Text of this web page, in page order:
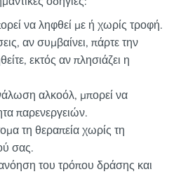
να ληφθεί με ή χωρίς τροφή.
αν συμβαίνει, πάρτε την
εκτός αν πλησιάζει η
αλκοόλ, μπορεί να
παρενεργειών.
τη θεραπεία χωρίς τη
σας.
του τρόπου δράσης και